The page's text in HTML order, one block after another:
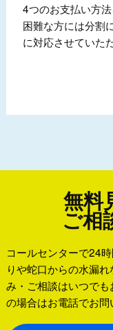
4つのお支払い方
困難な方には分割
に対応させていた
無料
ご相
コールセンターで24
りや蛇口からの水漏
み・ご相談はいつで
の場合はお電話でお問